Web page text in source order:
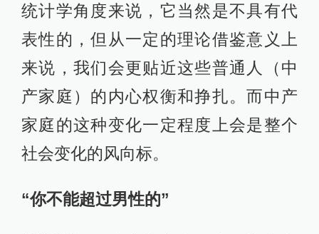
统计学角度来说，它当然是不具有代
表性的，但从一定的理论借鉴意义上
来说，我们会更贴近这些普通人（中
产家庭）的内心权衡和挣扎。而中产
家庭的这种变化一定程度上会是整个
社会变化的风向标。
“你不能超过男性的”